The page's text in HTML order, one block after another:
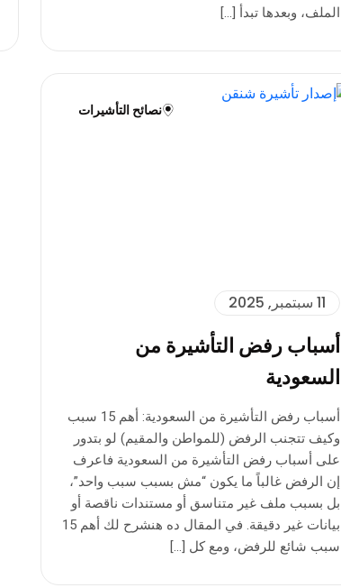
الملف، وبعدها تبدأ […]
نصائح التأشيرات
11 سبتمبر, 2025
أسباب رفض التأشيرة من
السعودية
أسباب رفض التأشيرة من السعودية: أهم 15 سبب
وكيف تتجنب الرفض (للمواطن والمقيم) لو بتدور
على أسباب رفض التأشيرة من السعودية فاعرف
إن الرفض غالباً ما يكون “مش بسبب سبب واحد”،
بل بسبب ملف غير متناسق أو مستندات ناقصة أو
بيانات غير دقيقة. في المقال ده هنشرح لك أهم 15
سبب شائع للرفض، ومع كل […]